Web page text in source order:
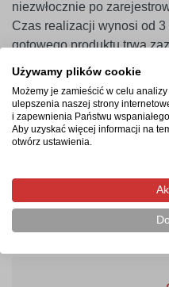
niezwłocznie po
Czas realizacji wynosi od 3
gotowego produktu trwa
Najczęstsze
Czy tabliczka nie pęknie
pod wkręty?
Czy można zamówić
w gruncie?
Czy powłoka ochronna
Używamy plików cookie
Możemy je zamieścić w celu
ulepszenia naszej strony
i zapewnienia Państwu
Aby uzyskać więcej informacji na
otwórz ustawienia.